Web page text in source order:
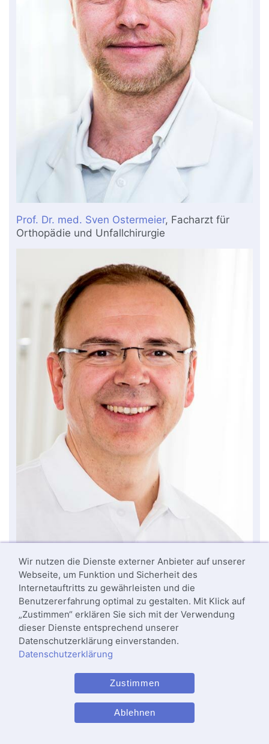
Prof. Dr. med. Sven Ostermeier, Facharzt für
Orthopädie und Unfallchirurgie
Dr. med. Martin Rinio
Facharzt für Orthopädie, Chirurgie und
Unfallchirurgie
Wir nutzen die Dienste externer Anbieter auf unserer
Webseite, um Funktion und Sicherheit des
Internetauftritts zu gewährleisten und die
Benutzererfahrung optimal zu gestalten. Mit Klick auf
„Zustimmen“ erklären Sie sich mit der Verwendung
dieser Dienste entsprechend unserer
Datenschutzerklärung einverstanden.
Datenschutzerklärung
Zustimmen
Ablehnen